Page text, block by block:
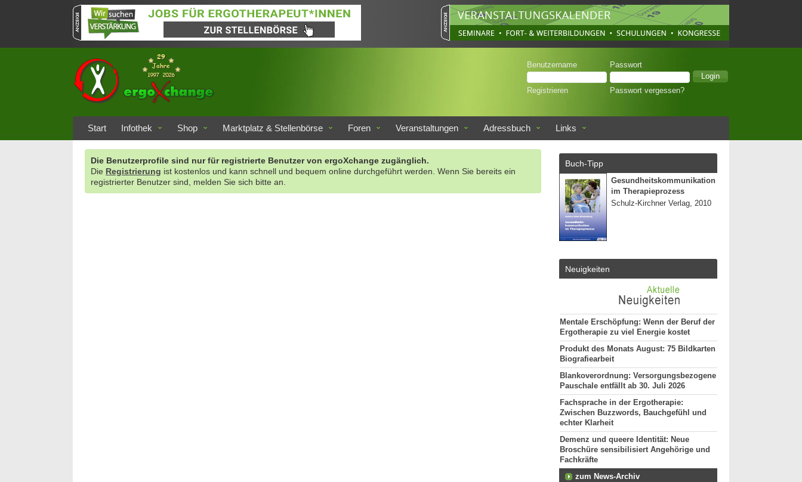
Benutzername Passwort
Registrieren Passwort vergessen?
Start Infothek Shop Marktplatz & Stellenbörse Foren Veranstaltungen Adressbuch Links
Die Benutzerprofile sind nur für registrierte Benutzer von ergoXchange zugänglich.
Die Registrierung ist kostenlos und kann schnell und bequem online durchgeführt werden. Wenn Sie bereits ein
registrierter Benutzer sind, melden Sie sich bitte an.
Buch-Tipp
Gesundheitskommunikation
im Therapieprozess
Schulz-Kirchner Verlag, 2010
Neuigkeiten
Mentale Erschöpfung: Wenn der Beruf der
Ergotherapie zu viel Energie kostet
Produkt des Monats August: 75 Bildkarten
Biografiearbeit
Blankoverordnung: Versorgungsbezogene
Pauschale entfällt ab 30. Juli 2026
Fachsprache in der Ergotherapie:
Zwischen Buzzwords, Bauchgefühl und
echter Klarheit
Demenz und queere Identität: Neue
Broschüre sensibilisiert Angehörige und
Fachkräfte
zum News-Archiv